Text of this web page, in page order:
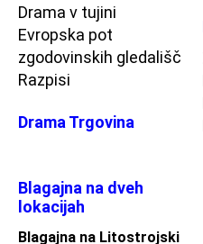
Drama v tujini
Evropska pot
zgodovinskih gledališč
Razpisi
Drama Trgovina
Blagajna na dveh
lokacijah
Blagajna na Litostrojski